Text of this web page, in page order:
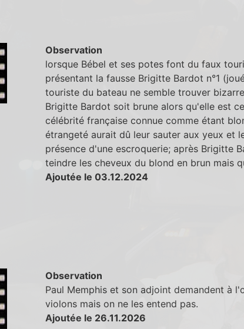
Observation
lorsque Bébel et ses potes font du faux
présentant la fausse Brigitte Bardot n°1
touriste du bateau ne semble trouver
Brigitte Bardot soit brune alors qu'elle est
célébrité française connue comme étant
étrangeté aurait dû leur sauter aux yeux et
présence d'une escroquerie; après Brigitte
teindre les cheveux du blond en brun mais
Ajoutée le 03.12.2024
Observation
Paul Memphis et son adjoint demandent à
violons mais on ne les entend pas.
Ajoutée le 26.11.2026